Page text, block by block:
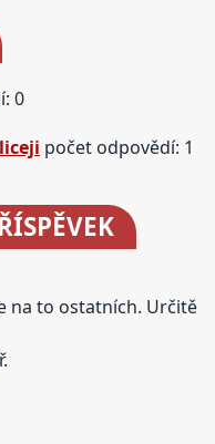
0
počet odpovědí: 1
na to ostatních. Určitě